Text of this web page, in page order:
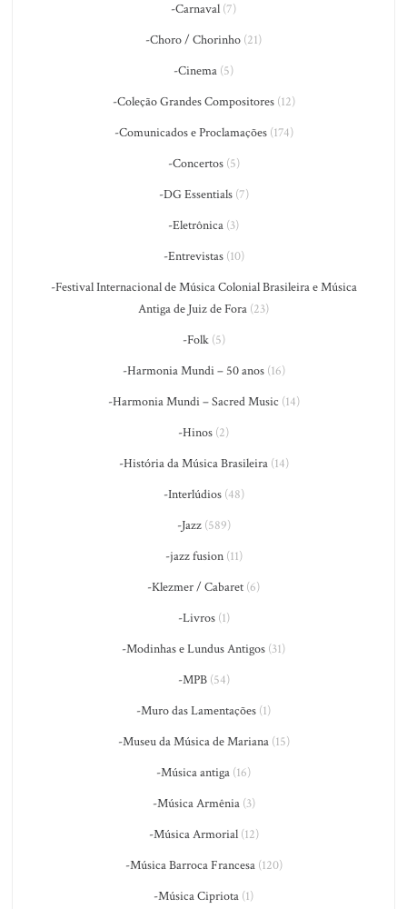
-Carnaval (7)
-Choro / Chorinho (21)
-Cinema (5)
-Coleção Grandes Compositores(12)
-Comunicados e Proclamações(174)
-Concertos(5)
-DG Essentials(7)
-Eletrônica (3)
-Entrevistas(10)
-Festival Internacional de Música Colonial Brasileira e Música
Antiga de Juiz de Fora (23)
-Folk(5)
-Harmonia Mundi – 50 anos(16)
-Harmonia Mundi – Sacred Music (14)
-Hinos (2)
-História da Música Brasileira(14)
-Interlúdios(48)
-Jazz(589)
-jazz fusion(11)
-Klezmer / Cabaret (6)
-Livros(1)
-Modinhas e Lundus Antigos (31)
-MPB(54)
-Muro das Lamentações (1)
-Museu da Música de Mariana(15)
-Música antiga (16)
-Música Armênia(3)
-Música Armorial(12)
-Música Barroca Francesa(120)
-Música Cipriota (1)